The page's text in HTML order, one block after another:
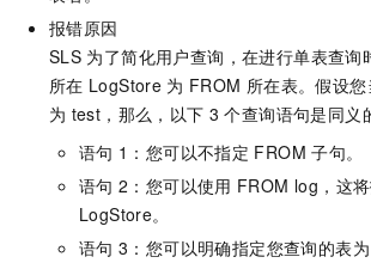
报错原因
SLS 为了简化用户查询，在进行单表查询
所在 LogStore 为 FROM 所在表。假设
为 test，那么，以下 3 个查询语句是同义
语句 1：您可以不指定 FROM 子句。
语句 2：您可以使用 FROM log，这
LogStore。
语句 3：您可以明确指定您查询的表为